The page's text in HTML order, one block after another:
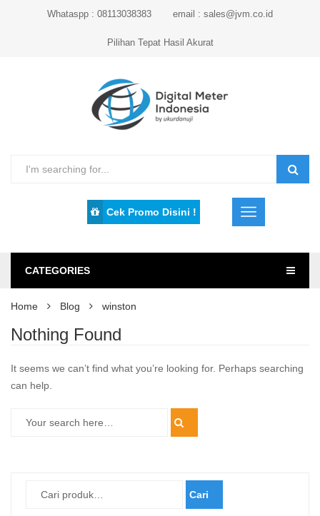
Whataspp : 08113038383 email : sales@jvm.co.id
Pilihan Tepat Hasil Akurat
Cek Promo Disini !
CATEGORIES
Home Blog winston
Nothing Found
It seems we can’t find what you’re looking for. Perhaps searching
can help.
Cari